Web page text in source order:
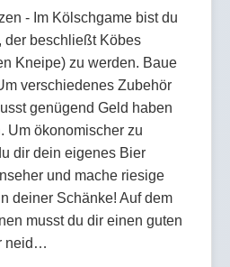
- Im Kölschgame bist du
der beschließt Köbes
Kneipe) zu werden. Baue
verschiedenes Zubehör
genügend Geld haben
Um ökonomischer zu
dir dein eigenes Bier
und mache riesige
deiner Schänke! Auf dem
musst du dir einen guten
neid…